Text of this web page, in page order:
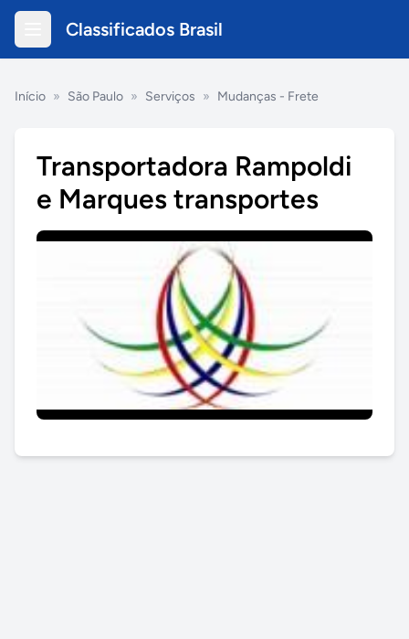
Classificados Brasil
Início » São Paulo » Serviços » Mudanças - Frete
Transportadora Rampoldi
e Marques transportes